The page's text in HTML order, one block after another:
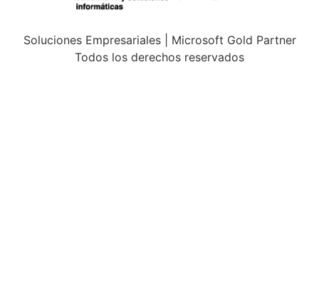
Soluciones Empresariales | Microsoft Gold Partner
Todos los derechos reservados